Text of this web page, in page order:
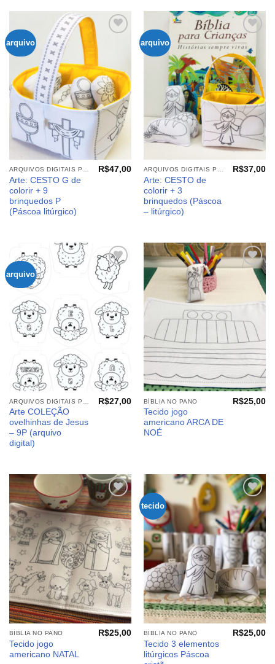
arquivo
Adicionar
desejos
ARQUIVOS DIGITAIS PÁSCOA
Arte: CESTO G de
colorir + 9
brinquedos P
(Páscoa litúrgico)
R$47,00
arquivo
Adicionar
aos
meus
desejos
ARQUIVOS DIGITAIS PÁSCOA
Arte: CESTO de
colorir + 3
brinquedos (Páscoa
– litúrgico)
R$37,00
arquivo
Adicionar
aos
meus
Arte COLEÇÃO
ovelhinhas de Jesus
– 9P (arquivo
digital)
R$27,00
Adicionar
BÍBLIA NO PANO
Tecido jogo
americano ARCA DE
NOÉ
R$25,00
Adicionar
aos
meus
desejos
BÍBLIA NO PANO
Tecido jogo
americano NATAL
R$25,00
tecido
Adicionar
aos
meus
desejos
BÍBLIA NO PANO
Tecido 3 elementos
litúrgicos Páscoa
R$25,00